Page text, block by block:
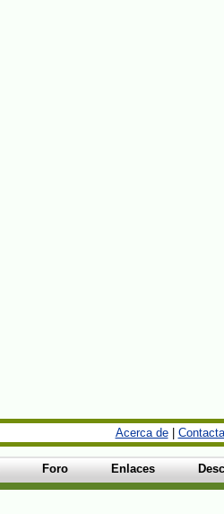
Acerca de|
Foro Enlaces